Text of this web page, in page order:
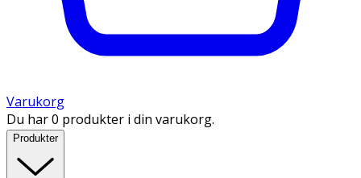
Varukorg
Du har 0 produkter i din varukorg.
Produkter